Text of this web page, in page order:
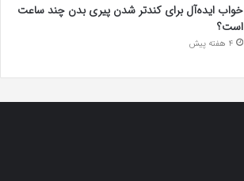
خواب ایده‌آل برای کندتر شدن پیری بدن چند ساعت
است؟
4 هفته پیش